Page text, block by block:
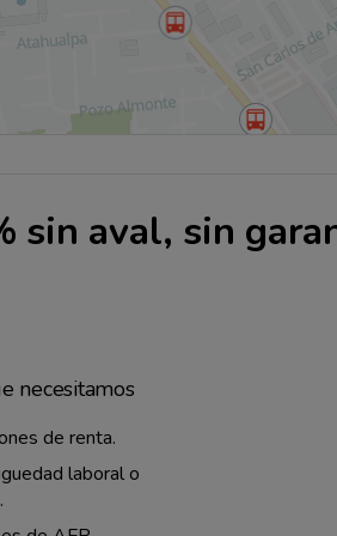
sin aval, sin
necesitamos
de renta.
laboral o